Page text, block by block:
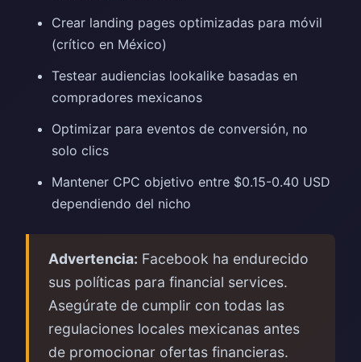
Crear landing pages optimizadas para móvil
(crítico en México)
Testear audiencias lookalike basadas en
compradores mexicanos
Optimizar para eventos de conversión, no
solo clics
Mantener CPC objetivo entre $0.15-0.40 USD
dependiendo del nicho
Advertencia: Facebook ha endurecido
sus políticas para financial services.
Asegúrate de cumplir con todas las
regulaciones locales mexicanas antes
de promocionar ofertas financieras.